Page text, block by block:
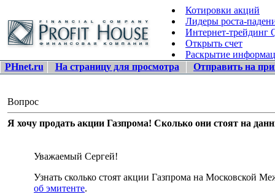
Котировки акций
Лидеры роста-
Интернет-трейдинг
Открыть счет
Раскрытие
PHnet.ru
На страницу для просмотра Отправить на
Вопрос
Я хочу продать акции Газпрома! Сколько они стоят на
Уважаемый Сергей!
Узнать сколько стоят акции Газпрома на
об эмитенте.